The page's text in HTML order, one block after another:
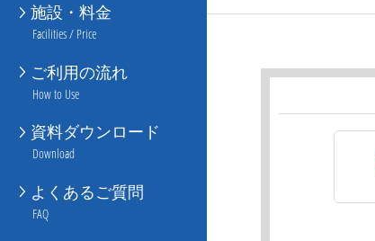
施設・料金
Facilities / Price
ご利用の流れ
How to Use
資料ダウンロード
Download
よくあるご質問
FAQ